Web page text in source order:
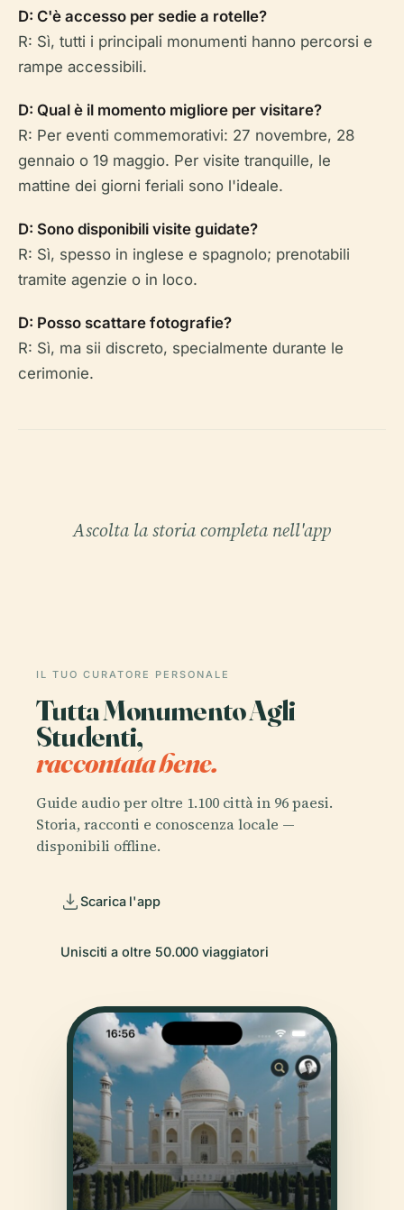
D: C'è accesso per sedie a rotelle?
R: Sì, tutti i principali monumenti hanno percorsi e
rampe accessibili.
D: Qual è il momento migliore per visitare?
R: Per eventi commemorativi: 27 novembre, 28
gennaio o 19 maggio. Per visite tranquille, le
mattine dei giorni feriali sono l'ideale.
D: Sono disponibili visite guidate?
R: Sì, spesso in inglese e spagnolo; prenotabili
tramite agenzie o in loco.
D: Posso scattare fotografie?
R: Sì, ma sii discreto, specialmente durante le
cerimonie.
Ascolta la storia completa nell'app
IL TUO CURATORE PERSONALE
Tutta Monumento Agli
Studenti,
raccontata bene.
Guide audio per oltre 1.100 città in 96 paesi.
Storia, racconti e conoscenza locale —
disponibili offline.
Scarica l'app
Unisciti a oltre 50.000 viaggiatori